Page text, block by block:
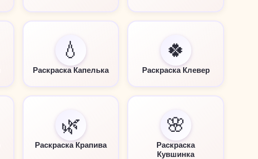
💧
Раскраска Капелька
🍀
Раскраска Клевер
🌿
Раскраска Крапива
🌸
Раскраска
Кувшинка